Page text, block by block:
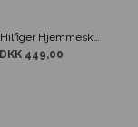
Tommy Hilfiger Hjemmesko Blå
DKK 449,00